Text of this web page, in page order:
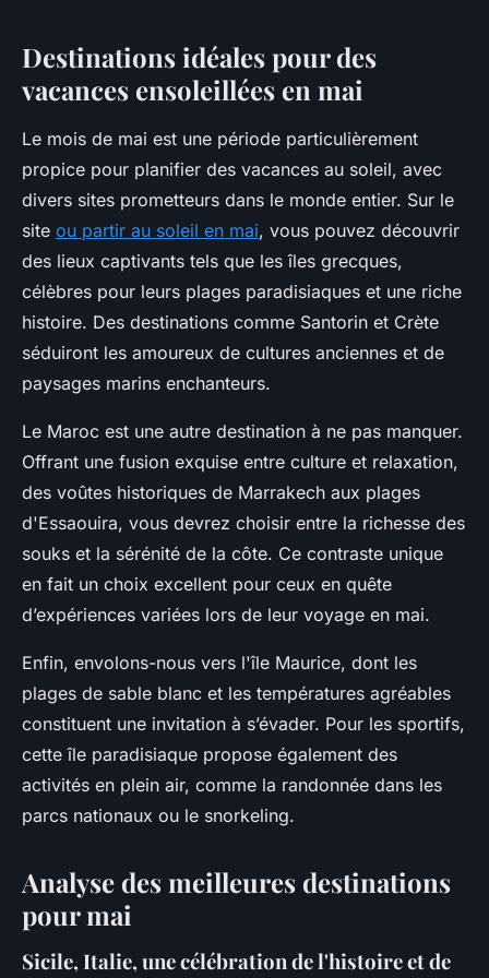
Destinations idéales pour des
vacances ensoleillées en mai
Le mois de mai est une période particulièrement
propice pour planifier des vacances au soleil, avec
divers sites prometteurs dans le monde entier. Sur le
site ou partir au soleil en mai, vous pouvez découvrir
des lieux captivants tels que les îles grecques,
célèbres pour leurs plages paradisiaques et une riche
histoire. Des destinations comme Santorin et Crète
séduiront les amoureux de cultures anciennes et de
paysages marins enchanteurs.
Le Maroc est une autre destination à ne pas manquer.
Offrant une fusion exquise entre culture et relaxation,
des voûtes historiques de Marrakech aux plages
d'Essaouira, vous devrez choisir entre la richesse des
souks et la sérénité de la côte. Ce contraste unique
en fait un choix excellent pour ceux en quête
d’expériences variées lors de leur voyage en mai.
Enfin, envolons-nous vers l'île Maurice, dont les
plages de sable blanc et les températures agréables
constituent une invitation à s’évader. Pour les sportifs,
cette île paradisiaque propose également des
activités en plein air, comme la randonnée dans les
parcs nationaux ou le snorkeling.
Analyse des meilleures destinations
pour mai
Sicile, Italie, une célébration de l'histoire et de